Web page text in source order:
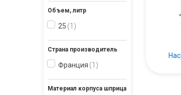
Объем, литр
25 1
Страна производитель
Франция 1
Материал корпуса шприца